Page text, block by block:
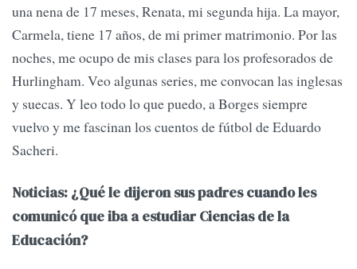
una nena de 17 meses, Renata, mi segunda hija. La mayor,
Carmela, tiene 17 años, de mi primer matrimonio. Por las
noches, me ocupo de mis clases para los profesorados de
Hurlingham. Veo algunas series, me convocan las inglesas
y suecas. Y leo todo lo que puedo, a Borges siempre
vuelvo y me fascinan los cuentos de fútbol de Eduardo
Sacheri.
Noticias: ¿Qué le dijeron sus padres cuando les
comunicó que iba a estudiar Ciencias de la
Educación?